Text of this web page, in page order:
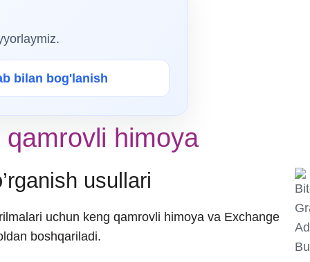
himoya
usullari
uchun keng qamrovli himoya va Exchange
boshqariladi.
bilan bog'lanish